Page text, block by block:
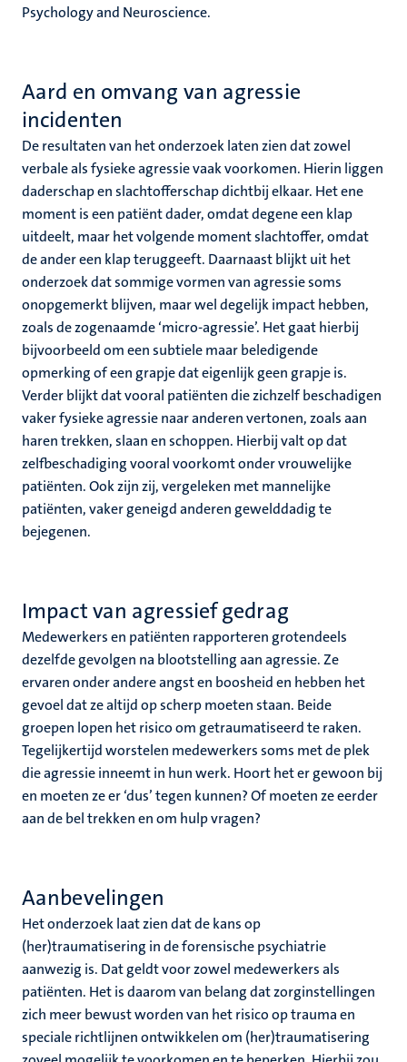
Psychology and Neuroscience.
Aard en omvang van agressie
incidenten
De resultaten van het onderzoek laten zien dat zowel
verbale als fysieke agressie vaak voorkomen. Hierin liggen
daderschap en slachtofferschap dichtbij elkaar. Het ene
moment is een patiënt dader, omdat degene een klap
uitdeelt, maar het volgende moment slachtoffer, omdat
de ander een klap teruggeeft. Daarnaast blijkt uit het
onderzoek dat sommige vormen van agressie soms
onopgemerkt blijven, maar wel degelijk impact hebben,
zoals de zogenaamde ‘micro-agressie’. Het gaat hierbij
bijvoorbeeld om een subtiele maar beledigende
opmerking of een grapje dat eigenlijk geen grapje is.
Verder blijkt dat vooral patiënten die zichzelf beschadigen
vaker fysieke agressie naar anderen vertonen, zoals aan
haren trekken, slaan en schoppen. Hierbij valt op dat
zelfbeschadiging vooral voorkomt onder vrouwelijke
patiënten. Ook zijn zij, vergeleken met mannelijke
patiënten, vaker geneigd anderen gewelddadig te
bejegenen.
Impact van agressief gedrag
Medewerkers en patiënten rapporteren grotendeels
dezelfde gevolgen na blootstelling aan agressie. Ze
ervaren onder andere angst en boosheid en hebben het
gevoel dat ze altijd op scherp moeten staan. Beide
groepen lopen het risico om getraumatiseerd te raken.
Tegelijkertijd worstelen medewerkers soms met de plek
die agressie inneemt in hun werk. Hoort het er gewoon bij
en moeten ze er ‘dus’ tegen kunnen? Of moeten ze eerder
aan de bel trekken en om hulp vragen?
Aanbevelingen
Het onderzoek laat zien dat de kans op
(her)traumatisering in de forensische psychiatrie
aanwezig is. Dat geldt voor zowel medewerkers als
patiënten. Het is daarom van belang dat zorginstellingen
zich meer bewust worden van het risico op trauma en
speciale richtlijnen ontwikkelen om (her)traumatisering